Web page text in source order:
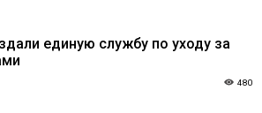
единую службу по уходу за
480